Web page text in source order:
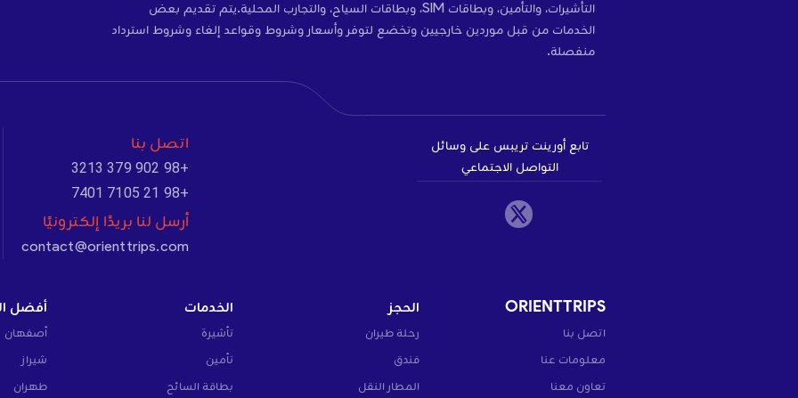
التأشيرات، والتأمين، وبطاقات SIM، وبطاقات السياح، والتجارب المحلية.يتم تقديم بعض
الخدمات من قبل موردين خارجيين وتخضع لتوفر وأسعار وشروط وقواعد إلغاء وشروط استرداد
منفصلة.
تابع أورينت تريبس على وسائل
التواصل الاجتماعي
اتصل بنا
+98 902 379 3213
+98 21 7105 7401
أرسل لنا بريدًا إلكترونيًا
contact@orienttrips.com
ORIENTTRIPS
اتصل بنا
معلومات عنا
تعاون معنا
الحجز
رحلة طيران
فندق
المطار النقل
الخدمات
تأشيرة
تأمين
بطاقة السائح
أفضل
أصفهان
شيراز
طهران